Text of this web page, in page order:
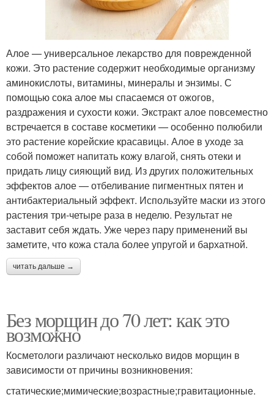
Алое — универсальное лекарство для поврежденной
кожи. Это растение содержит необходимые организму
аминокислоты, витамины, минералы и энзимы. С
помощью сока алое мы спасаемся от ожогов,
раздражения и сухости кожи. Экстракт алое повсеместно
встречается в составе косметики — особенно полюбили
это растение корейские красавицы. Алое в уходе за
собой поможет напитать кожу влагой, снять отеки и
придать лицу сияющий вид. Из других положительных
эффектов алое — отбеливание пигментных пятен и
антибактериальный эффект. Используйте маски из этого
растения три-четыре раза в неделю. Результат не
заставит себя ждать. Уже через пару применений вы
заметите, что кожа стала более упругой и бархатной.
читать дальше →
Без морщин до 70 лет: как это
возможно
Косметологи различают несколько видов морщин в
зависимости от причины возникновения:
статические;мимические;возрастные;гравитационные.